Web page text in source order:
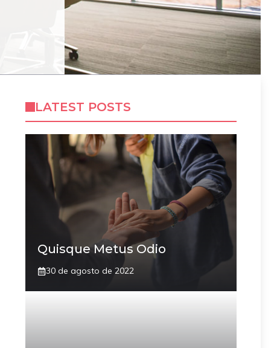
LATEST POSTS
Quisque Metus Odio
30 de agosto de 2022